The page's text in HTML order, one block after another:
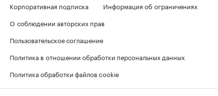
Корпоративная подписка
Информация об ограничениях
О соблюдении авторских прав
Пользовательское соглашение
Политика в отношении обработки персональных данных
Политика обработки файлов cookie